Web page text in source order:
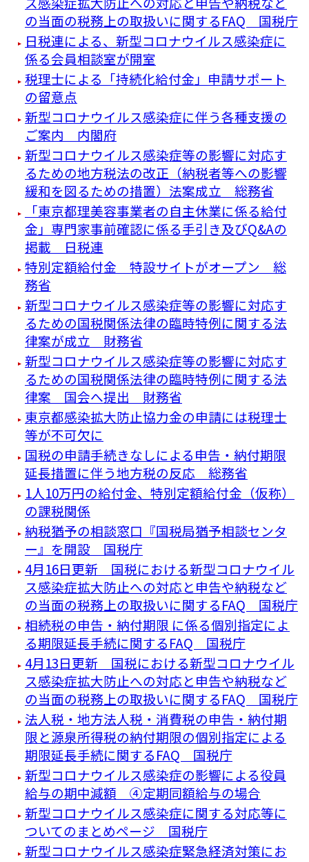
の当面の税務上の取扱いに関するFAQ 国税庁
日税連による、新型コロナウイルス感染症に
係る会員相談室が開室
税理士による「持続化給付金」申請サポート
の留意点
新型コロナウイルス感染症に伴う各種支援の
ご案内 内閣府
新型コロナウイルス感染症等の影響に対応す
るための地方税法の改正（納税者等への影響
緩和を図るための措置）法案成立 総務省
「東京都理美容事業者の自主休業に係る給付
金」専門家事前確認に係る手引き及びQ&Aの
掲載 日税連
特別定額給付金 特設サイトがオープン 総
務省
新型コロナウイルス感染症等の影響に対応す
るための国税関係法律の臨時特例に関する法
律案が成立 財務省
新型コロナウイルス感染症等の影響に対応す
るための国税関係法律の臨時特例に関する法
律案 国会へ提出 財務省
東京都感染拡大防止協力金の申請には税理士
等が不可欠に
国税の申請手続きなしによる申告・納付期限
延長措置に伴う地方税の反応 総務省
1人10万円の給付金、特別定額給付金（仮称）
の課税関係
納税猶予の相談窓口『国税局猶予相談センタ
ー』を開設 国税庁
4月16日更新 国税における新型コロナウイル
ス感染症拡大防止への対応と申告や納税など
の当面の税務上の取扱いに関するFAQ 国税庁
相続税の申告・納付期限 に係る個別指定によ
る期限延長手続に関するFAQ 国税庁
4月13日更新 国税における新型コロナウイル
ス感染症拡大防止への対応と申告や納税など
の当面の税務上の取扱いに関するFAQ 国税庁
法人税・地方法人税・消費税の申告・納付期
限と源泉所得税の納付期限の個別指定による
期限延長手続に関するFAQ 国税庁
新型コロナウイルス感染症の影響による役員
給与の期中減額 ④定期同額給与の場合
新型コロナウイルス感染症に関する対応等に
ついてのまとめページ 国税庁
新型コロナウイルス感染症緊急経済対策にお